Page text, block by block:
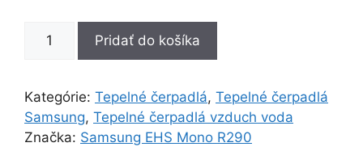
množstvo
mono
R290
12kW
Pridať do košíka
Kategórie: Tepelné čerpadlá, Tepelné čerpadlá
Samsung, Tepelné čerpadlá vzduch voda
Značka: Samsung EHS Mono R290